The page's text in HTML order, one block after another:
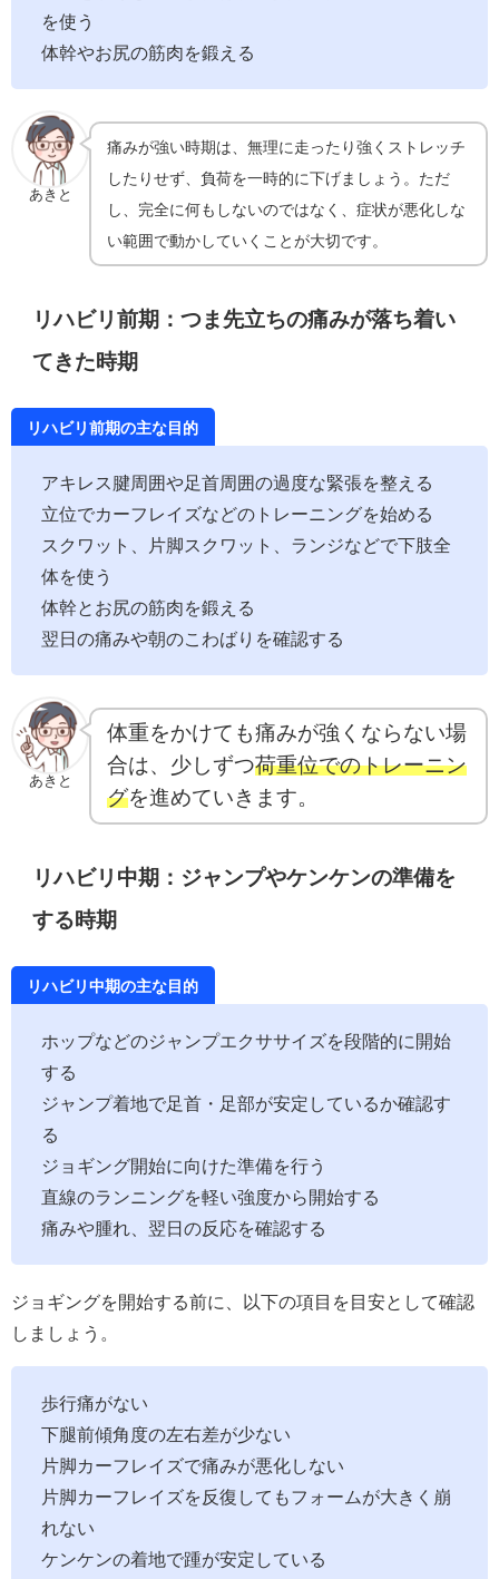
を使う
体幹やお尻の筋肉を鍛える
あきと
痛みが強い時期は、無理に走ったり強くストレッチ
したりせず、負荷を一時的に下げましょう。ただ
し、完全に何もしないのではなく、症状が悪化しな
い範囲で動かしていくことが大切です。
リハビリ前期：つま先立ちの痛みが落ち着い
てきた時期
リハビリ前期の主な目的
アキレス腱周囲や足首周囲の過度な緊張を整える
立位でカーフレイズなどのトレーニングを始める
スクワット、片脚スクワット、ランジなどで下肢全
体を使う
体幹とお尻の筋肉を鍛える
翌日の痛みや朝のこわばりを確認する
あきと
体重をかけても痛みが強くならない場
合は、少しずつ荷重位でのトレーニン
グを進めていきます。
リハビリ中期：ジャンプやケンケンの準備を
する時期
リハビリ中期の主な目的
ホップなどのジャンプエクササイズを段階的に開始
する
ジャンプ着地で足首・足部が安定しているか確認す
る
ジョギング開始に向けた準備を行う
直線のランニングを軽い強度から開始する
痛みや腫れ、翌日の反応を確認する
ジョギングを開始する前に、以下の項目を目安として確認
しましょう。
歩行痛がない
下腿前傾角度の左右差が少ない
片脚カーフレイズで痛みが悪化しない
片脚カーフレイズを反復してもフォームが大きく崩
れない
ケンケンの着地で踵が安定している